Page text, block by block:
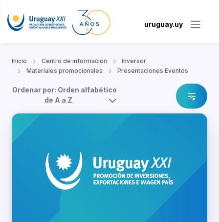
uruguay.uy
Inicio Centro de información
Inversor
Materiales promocionales
Presentaciones Eventos
Ordenar por: Orden alfabético
de A a Z